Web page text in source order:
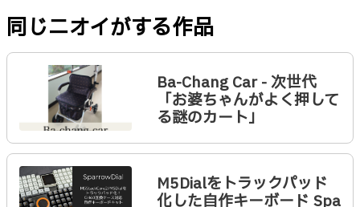
同じニオイがする作品
Ba-Chang Car - 次世代
「お婆ちゃんがよく押して
る謎のカート」
M5Dialをトラックパッド
化した自作キーボード Spa